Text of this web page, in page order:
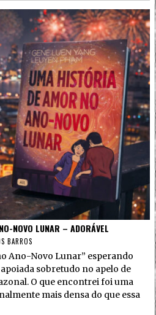
NOVO LUNAR – ADORÁVEL
BARROS
Ano-Novo Lunar” esperando
sobretudo no apelo de
O que encontrei foi uma
mais densa do que essa